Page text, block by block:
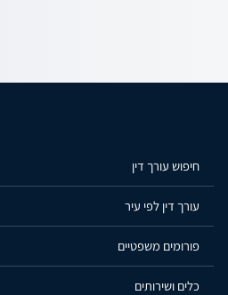
חיפוש עורך דין
עורך דין לפי עיר
פורומים משפטיים
כלים ושירותים